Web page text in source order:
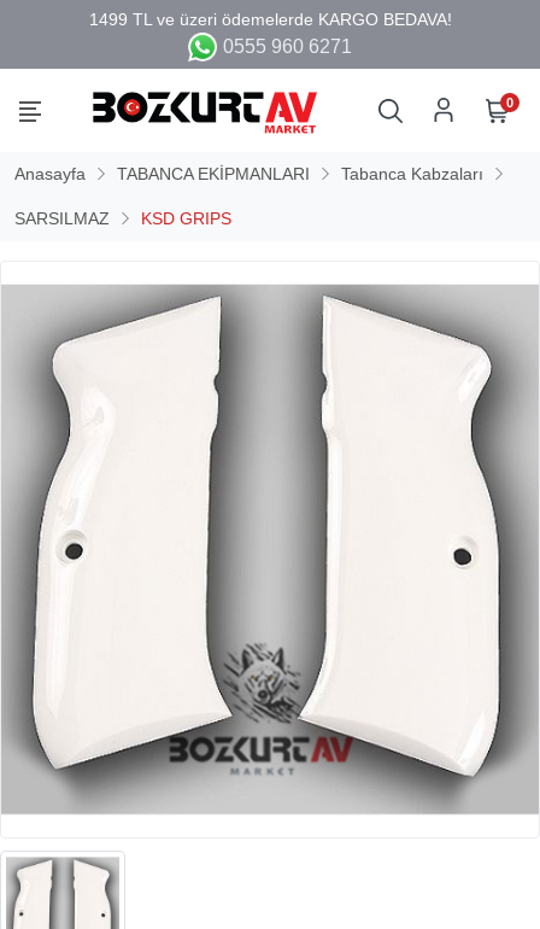
0555 960 6271
0
Anasayfa TABANCA EKİPMANLARI Tabanca Kabzaları
SARSILMAZ KSD GRIPS